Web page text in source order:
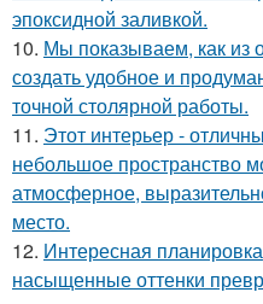
эпоксидной заливкой.
10. Мы показываем, как из
создать удобное и
точной столярной работы.
11. Этот интерьер -
небольшое пространство
атмосферное,
место.
12. Интересная
насыщенные оттенки